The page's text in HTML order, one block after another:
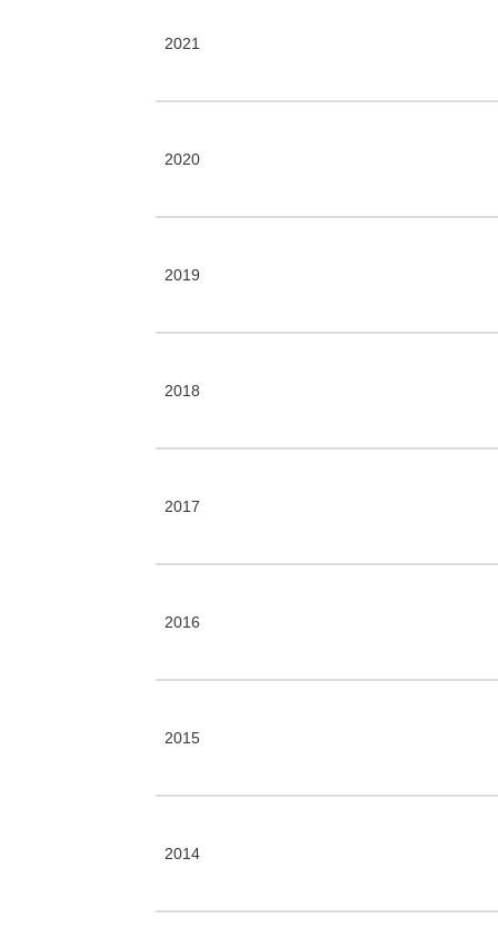
2021
2020
2019
2018
2017
2016
2015
2014